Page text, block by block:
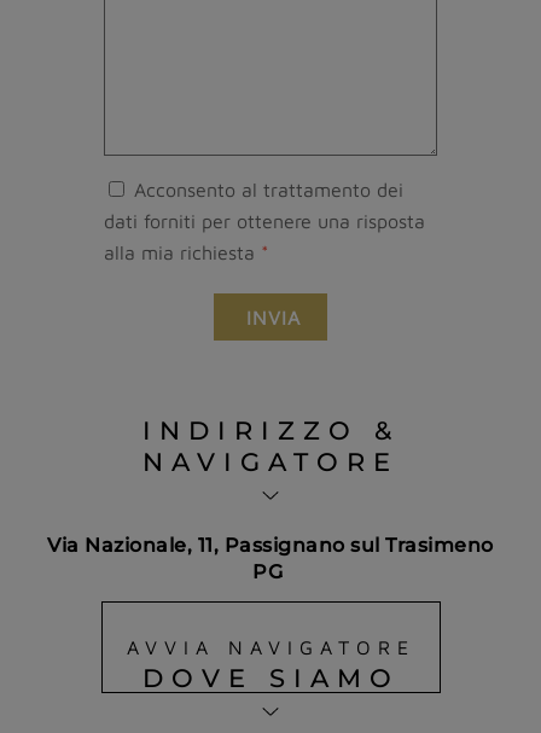
Acconsento al trattamento dei
dati forniti per ottenere una risposta
alla mia richiesta *
INVIA
INDIRIZZO &
NAVIGATORE
Via Nazionale, 11, Passignano sul Trasimeno
PG
AVVIA NAVIGATORE
DOVE SIAMO